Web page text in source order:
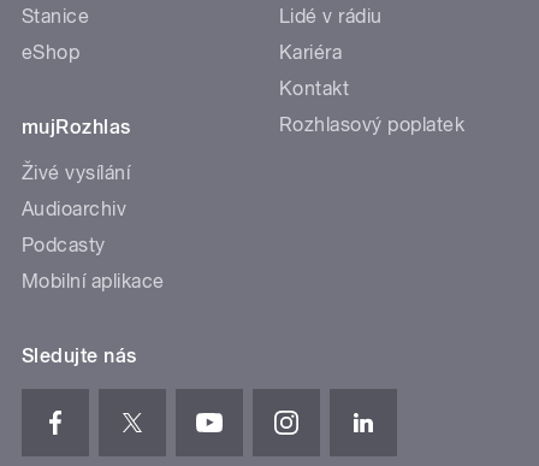
Stanice
eShop
mujRozhlas
Živé vysílání
Audioarchiv
Podcasty
Mobilní aplikace
Lidé v rádiu
Kariéra
Kontakt
Rozhlasový poplatek
Sledujte nás